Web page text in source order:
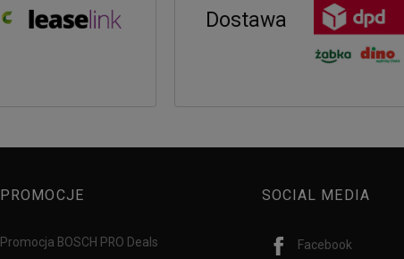
Dostawa
PROMOCJE
Promocja BOSCH PRO Deals
SOCIAL MEDIA
Facebook